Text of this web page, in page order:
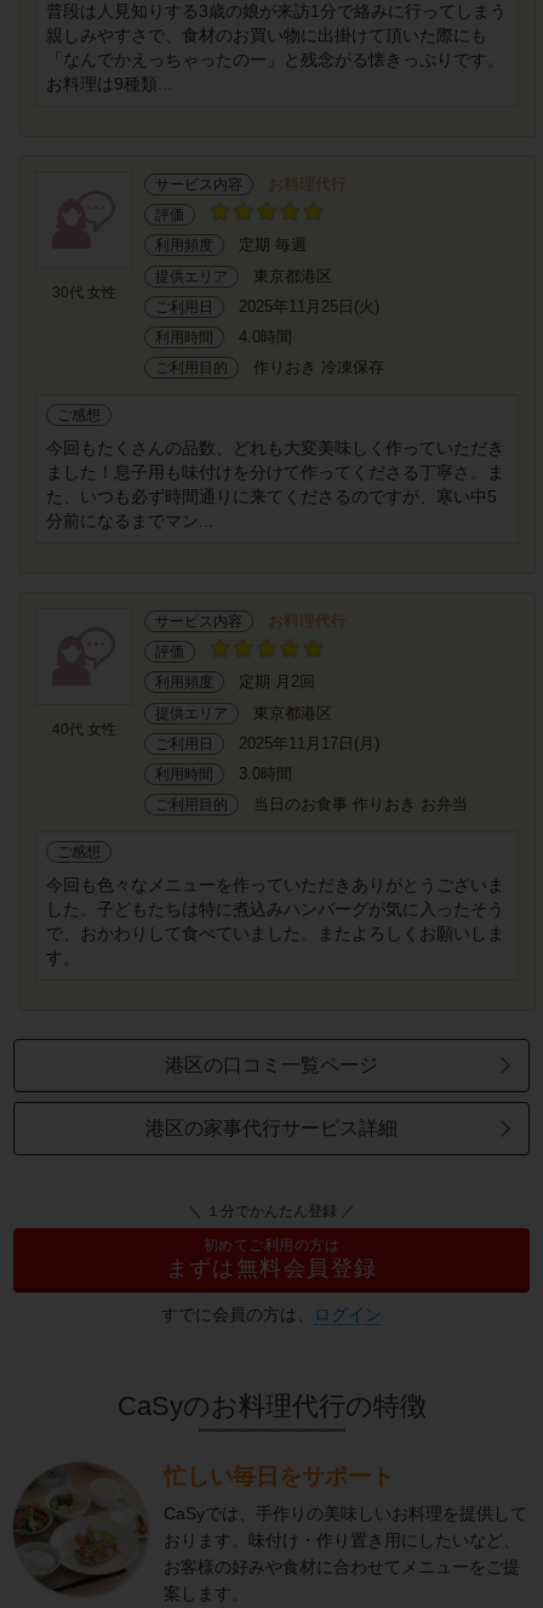
普段は人見知りする3歳の娘が来訪1分で絡みに行ってしまう
親しみやすさで、食材のお買い物に出掛けて頂いた際にも
「なんでかえっちゃったのー」と残念がる懐きっぷりです。
お料理は9種類...
30代 女性
サービス内容 お料理代行
評価
利用頻度
定期 毎週
提供エリア 東京都港区
ご利用日 2025年11月25日(火)
利用時間 4.0時間
ご利用目的 作りおき 冷凍保存
ご感想
今回もたくさんの品数、どれも大変美味しく作っていただき
ました！息子用も味付けを分けて作ってくださる丁寧さ。ま
た、いつも必ず時間通りに来てくださるのですが、寒い中5
分前になるまでマン...
40代 女性
サービス内容 お料理代行
評価
利用頻度
定期 月2回
提供エリア 東京都港区
ご利用日 2025年11月17日(月)
利用時間 3.0時間
ご利用目的 当日のお食事 作りおき お弁当
ご感想
今回も色々なメニューを作っていただきありがとうございま
した。子どもたちは特に煮込みハンバーグが気に入ったそう
で、おかわりして食べていました。またよろしくお願いしま
す。
港区の口コミ一覧ページ
港区の家事代行サービス詳細
＼ １分でかんたん登録 ／
初めてご利用の方は
まずは無料会員登録
すでに会員の方は、 ログイン
CaSyのお料理代行の特徴
忙しい毎日をサポート
CaSyでは、手作りの美味しいお料理を提供して
おります。味付け・作り置き用にしたいなど、
お客様の好みや食材に合わせてメニューをご提
案します。